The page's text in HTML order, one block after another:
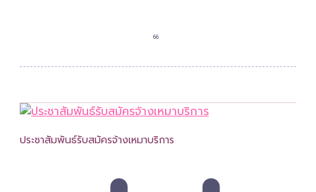
66
ประชาสัมพันธ์รับสมัครจ้างเหมาบริการ